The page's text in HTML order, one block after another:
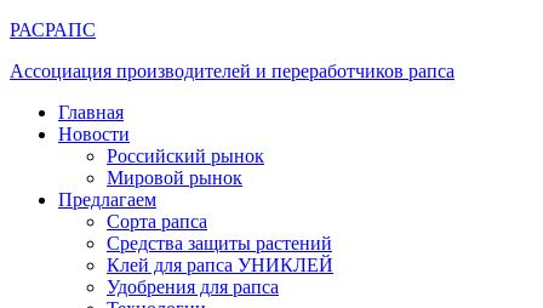
РАСРАПС
Ассоциация производителей и переработчиков рапса
Главная
Новости
Российский рынок
Мировой рынок
Предлагаем
Сорта рапса
Средства защиты растений
Клей для рапса УНИКЛЕЙ
Удобрения для рапса